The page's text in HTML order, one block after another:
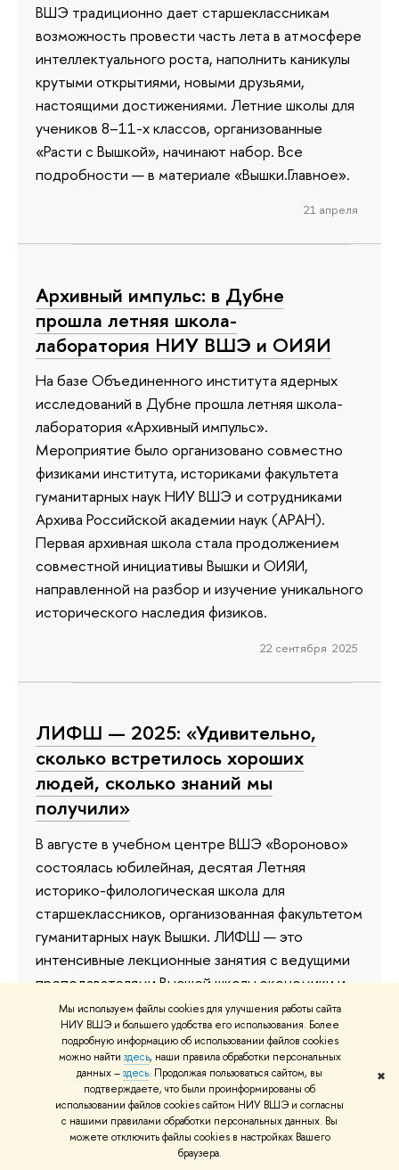
Мы используем файлы cookies для улучшения работы сайта
НИУ ВШЭ и большего удобства его использования. Более
подробную информацию об использовании файлов cookies
можно найти здесь, наши правила обработки персональных
данных –здесь. Продолжая пользоваться сайтом, вы
подтверждаете, что были проинформированы об
использовании файлов cookies сайтом НИУ ВШЭ и согласны
с нашими правилами обработки персональных данных. Вы
можете отключить файлы cookies в настройках Вашего
браузера.
✖
ВШЭ традиционно дает старшеклассникам
возможность провести часть лета в атмосфере
интеллектуального роста, наполнить каникулы
крутыми открытиями, новыми друзьями,
настоящими достижениями. Летние школы для
учеников 8–11-х классов, организованные
«Расти с Вышкой», начинают набор. Все
подробности — в материале «Вышки.Главное».
21 апреля
Архивный импульс: в Дубне
прошла летняя школа-
лаборатория НИУ ВШЭ и ОИЯИ
На базе Объединенного института ядерных
исследований в Дубне прошла летняя школа-
лаборатория «Архивный импульс».
Мероприятие было организовано совместно
физиками института, историками факультета
гуманитарных наук НИУ ВШЭ и сотрудниками
Архива Российской академии наук (АРАН).
Первая архивная школа стала продолжением
совместной инициативы Вышки и ОИЯИ,
направленной на разбор и изучение уникального
исторического наследия физиков.
22 сентября 2025
ЛИФШ — 2025: «Удивительно,
сколько встретилось хороших
людей, сколько знаний мы
получили»
В августе в учебном центре ВШЭ «Вороново»
состоялась юбилейная, десятая Летняя
историко-филологическая школа для
старшеклассников, организованная факультетом
гуманитарных наук Вышки. ЛИФШ — это
интенсивные лекционные занятия с ведущими
преподавателями Высшей школы экономики и
приглашенными экспертами, уникальные
семинары с выпускниками и магистрантами, а
главное — неповторимая атмосфера
творчества и взаимопонимания. Яркие детали
смены и рассказы участников — в материале.
10 сентября 2025